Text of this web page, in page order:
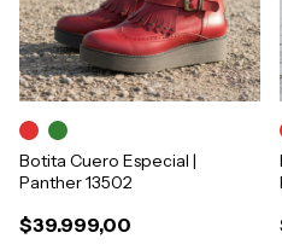
Botita Cuero Especial |
Panther 13502
$39.999,00